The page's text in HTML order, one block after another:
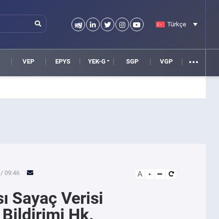
Türkçe
VEP EPYS YEK-G SGP VGP
09:46 A
Sayaç Verisi
Bildirimi Hk.